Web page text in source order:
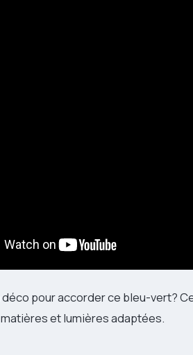
déco pour accorder ce bleu-vert?
et lumières adaptées.